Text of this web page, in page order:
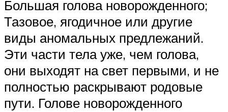
Большая голова новорожденного;
Тазовое, ягодичное или другие
виды аномальных предлежаний.
Эти части тела уже, чем голова,
они выходят на свет первыми, и не
полностью раскрывают родовые
пути. Голове новорожденного